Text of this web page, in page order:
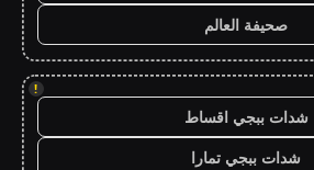
صحيفة العالم
!
شدات ببجي اقساط
شدات ببجي تمارا